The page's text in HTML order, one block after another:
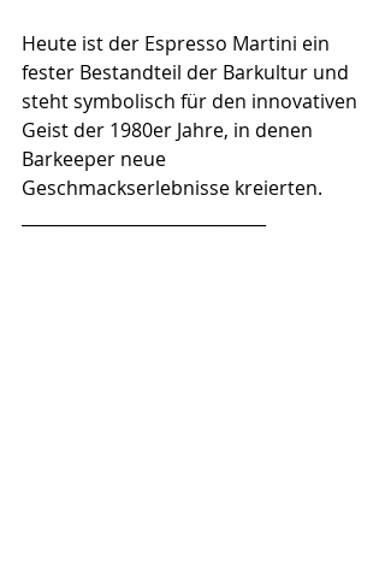
Heute ist der Espresso Martini ein
fester Bestandteil der Barkultur und
steht symbolisch für den innovativen
Geist der 1980er Jahre, in denen
Barkeeper neue
Geschmackserlebnisse kreierten.